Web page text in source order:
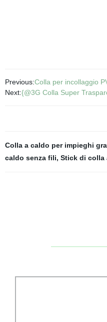
Previous:Colla per incollaggio
Next:{@3G Colla Super
Colla a caldo per impieghi
caldo senza fili, Stick di colla